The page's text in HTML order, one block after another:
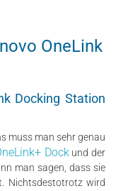
OneLink
Docking Station
muss man sehr genau
Dockund der
man sagen, dass sie
Nichtsdestotrotz wird